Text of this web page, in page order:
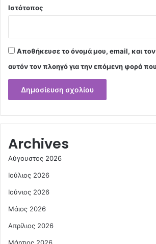
Ιστότοπος
Αποθήκευσε το όνομά μου, email, και
αυτόν τον πλοηγό για την επόμενη φορά
Archives
Αύγουστος 2026
Ιούλιος 2026
Ιούνιος 2026
Μάιος 2026
Απρίλιος 2026
Μάρτιος 2026